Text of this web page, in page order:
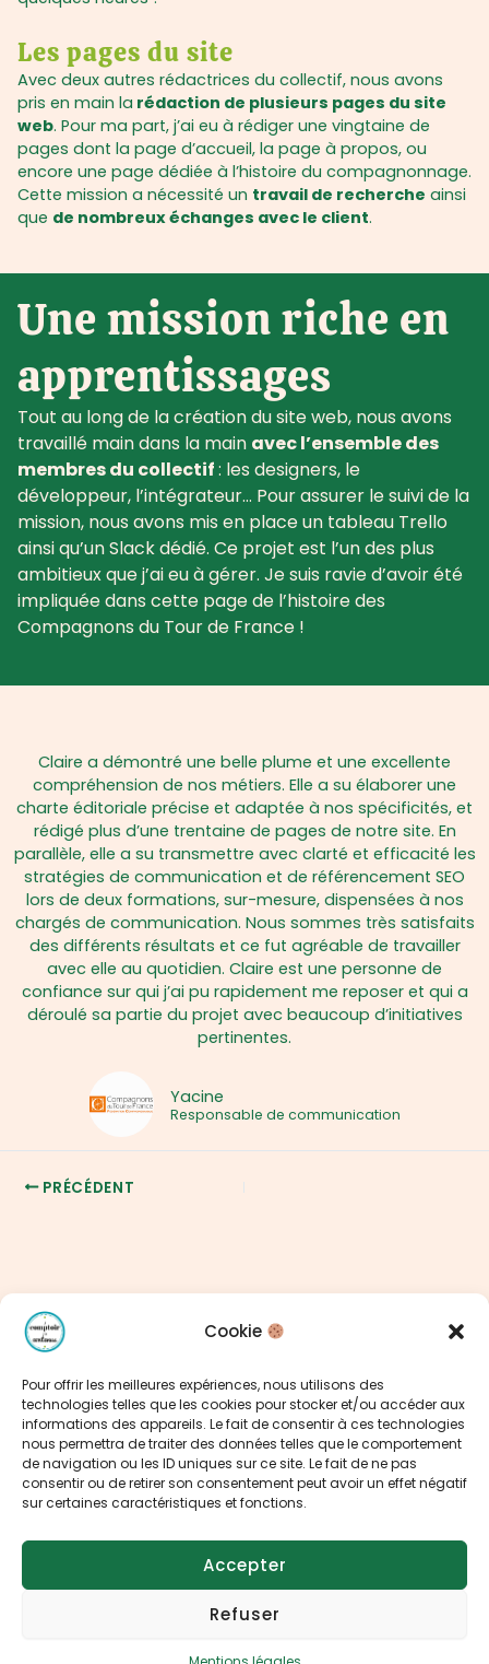
Cookie
Pour offrir les meilleures expériences, nous utilisons des
technologies telles que les cookies pour stocker et/ou accéder aux
informations des appareils. Le fait de consentir à ces technologies
nous permettra de traiter des données telles que le comportement
de navigation ou les ID uniques sur ce site. Le fait de ne pas
consentir ou de retirer son consentement peut avoir un effet négatif
sur certaines caractéristiques et fonctions.
Accepter
Refuser
Les pages du site
Avec deux autres rédactrices du collectif, nous avons
pris en main la rédaction de plusieurs pages du site
web. Pour ma part, j’ai eu à rédiger une vingtaine de
pages dont la page d’accueil, la page à propos, ou
encore une page dédiée à l’histoire du compagnonnage.
Cette mission a nécessité un travail de recherche ainsi
que de nombreux échanges avec le client.
Une mission riche en
apprentissages
Tout au long de la création du site web, nous avons
travaillé main dans la main avec l’ensemble des
membres du collectif: les designers, le
développeur, l’intégrateur… Pour assurer le suivi de la
mission, nous avons mis en place un tableau Trello
ainsi qu’un Slack dédié. Ce projet est l’un des plus
ambitieux que j’ai eu à gérer. Je suis ravie d’avoir été
impliquée dans cette page de l’histoire des
Compagnons du Tour de France !
Claire a démontré une belle plume et une excellente
compréhension de nos métiers. Elle a su élaborer une
charte éditoriale précise et adaptée à nos spécificités, et
rédigé plus d’une trentaine de pages de notre site. En
parallèle, elle a su transmettre avec clarté et efficacité les
stratégies de communication et de référencement SEO
lors de deux formations, sur-mesure, dispensées à nos
chargés de communication. Nous sommes très satisfaits
des différents résultats et ce fut agréable de travailler
avec elle au quotidien. Claire est une personne de
confiance sur qui j’ai pu rapidement me reposer et qui a
déroulé sa partie du projet avec beaucoup d’initiatives
pertinentes.
Yacine
Responsable de communication
PRÉCÉDENT
Claire Guichard
Communication éditoriale
Le Mans
Plan du site